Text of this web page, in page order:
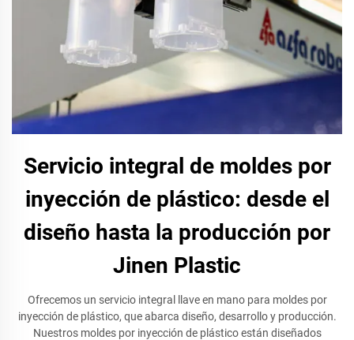
Servicio integral de moldes por
inyección de plástico: desde el
diseño hasta la producción por
Jinen Plastic
Ofrecemos un servicio integral llave en mano para moldes por
inyección de plástico, que abarca diseño, desarrollo y producción.
Nuestros moldes por inyección de plástico están diseñados